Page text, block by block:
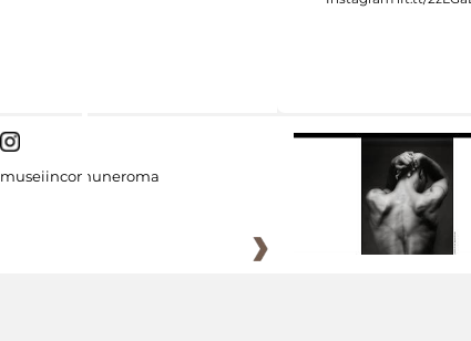
museiincomuneroma